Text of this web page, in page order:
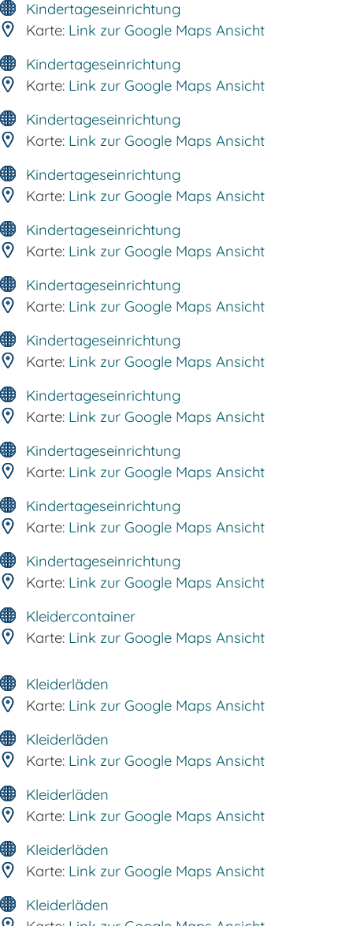
Kindertageseinrichtung
Karte: Link zur Google Maps Ansicht
Kindertageseinrichtung
Karte: Link zur Google Maps Ansicht
Kindertageseinrichtung
Karte: Link zur Google Maps Ansicht
Kindertageseinrichtung
Karte: Link zur Google Maps Ansicht
Kindertageseinrichtung
Karte: Link zur Google Maps Ansicht
Kindertageseinrichtung
Karte: Link zur Google Maps Ansicht
Kindertageseinrichtung
Karte: Link zur Google Maps Ansicht
Kindertageseinrichtung
Karte: Link zur Google Maps Ansicht
Kindertageseinrichtung
Karte: Link zur Google Maps Ansicht
Kindertageseinrichtung
Karte: Link zur Google Maps Ansicht
Kindertageseinrichtung
Karte: Link zur Google Maps Ansicht
Kleidercontainer
Karte: Link zur Google Maps Ansicht
Kleiderläden
Karte: Link zur Google Maps Ansicht
Kleiderläden
Karte: Link zur Google Maps Ansicht
Kleiderläden
Karte: Link zur Google Maps Ansicht
Kleiderläden
Karte: Link zur Google Maps Ansicht
Kleiderläden